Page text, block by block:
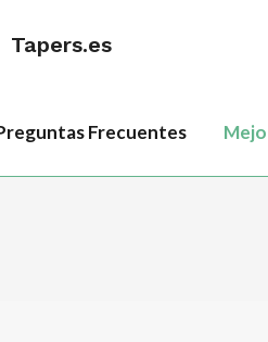
Tapers.es
Frecuentes